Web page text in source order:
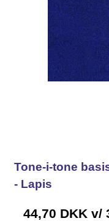
Tone-i-tone
- Lapis
44,70 DKK v/